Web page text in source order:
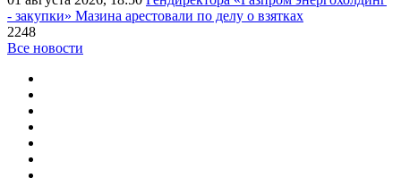
- закупки» Мазина арестовали по делу о взятках
2248
Все новости